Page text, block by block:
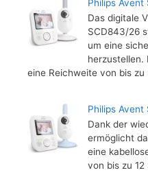
Philips Avent
Das digitale
SCD843/26
um eine
herzustellen.
eine Reichweite von bis
Philips Avent
Dank der
ermöglicht
eine
von bis zu 12